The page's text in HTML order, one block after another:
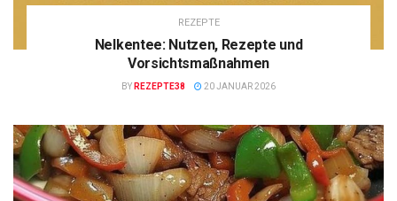
REZEPTE
Nelkentee: Nutzen, Rezepte und
Vorsichtsmaßnahmen
BY REZEPTE38 20 JANUAR 2026